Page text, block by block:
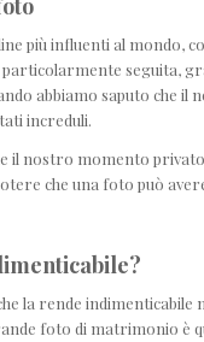
più influenti al mondo,
seguita,
abbiamo saputo che
increduli.
il nostro momento
che una foto può
la rende indimenticabile
foto di matrimonio è